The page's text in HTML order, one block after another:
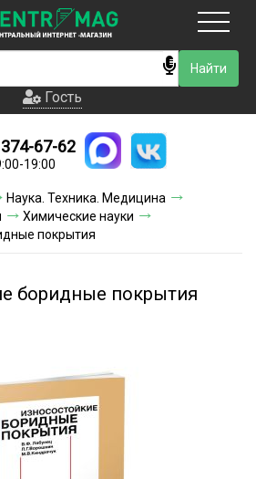
Гость
Новинки
Условия доставки
оплаты
Гость
67-62
19:00
Наука. Техника. Медицина
Химические науки
покрытия
боридные покрытия